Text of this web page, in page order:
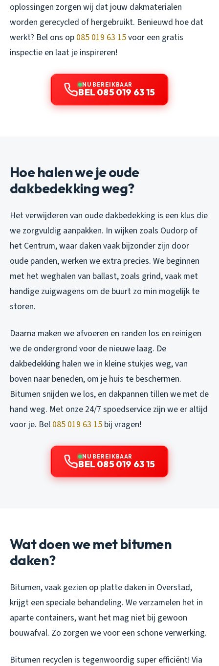
oplossingen zorgen wij dat jouw dakmaterialen
worden gerecycled of hergebruikt. Benieuwd hoe dat
werkt? Bel ons op 085 019 63 15voor een gratis
inspectie en laat je inspireren!
NU BEREIKBAAR
BEL 085 019 63 15
Hoe halen we je oude
dakbedekking weg?
Het verwijderen van oude dakbedekking is een klus die
we zorgvuldig aanpakken. In wijken zoals Oudorp of
het Centrum, waar daken vaak bijzonder zijn door
oude panden, werken we extra precies. We beginnen
met het weghalen van ballast, zoals grind, vaak met
handige zuigwagens om de buurt zo min mogelijk te
storen.
Daarna maken we afvoeren en randen los en reinigen
we de ondergrond voor de nieuwe laag. De
dakbedekking halen we in kleine stukjes weg, van
boven naar beneden, om je huis te beschermen.
Bitumen snijden we los, en dakpannen tillen we met de
hand weg. Met onze 24/7 spoedservice zijn we er altijd
voor je. Bel 085 019 63 15 bij vragen!
NU BEREIKBAAR
BEL 085 019 63 15
Wat doen we met bitumen
daken?
Bitumen, vaak gezien op platte daken in Overstad,
krijgt een speciale behandeling. We verzamelen het in
aparte containers, want het mag niet bij gewoon
bouwafval. Zo zorgen we voor een schone verwerking.
Bitumen recyclen is tegenwoordig super efficiënt! Via